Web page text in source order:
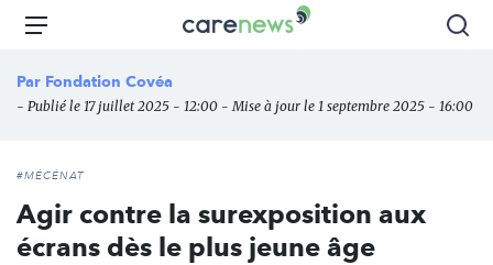
Aller
principal
Carenews,
des
Menu
Par Fondation Covéa
- Publié le 17 juillet 2025 - 12:00 - Mise à jour le 1 septembre 2025 - 16:00
#MÉCÉNAT
Agir contre la surexposition aux
écrans dès le plus jeune âge